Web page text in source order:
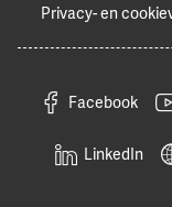
Privacy- en
Facebook
LinkedIn